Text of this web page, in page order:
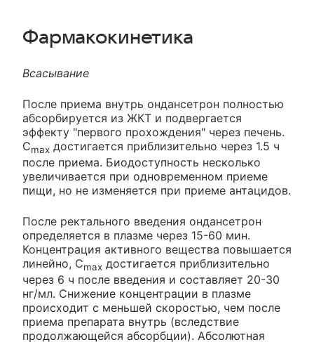
Фармакокинетика
Всасывание
После приема внутрь ондансетрон полностью
абсорбируется из ЖКТ и подвергается
эффекту "первого прохождения" через печень.
Cmax достигается приблизительно через 1.5 ч
после приема. Биодоступность несколько
увеличивается при одновременном приеме
пищи, но не изменяется при приеме антацидов.
После ректального введения ондансетрон
определяется в плазме через 15-60 мин.
Концентрация активного вещества повышается
линейно, Cmax достигается приблизительно
через 6 ч после введения и составляет 20-30
нг/мл. Снижение концентрации в плазме
происходит с меньшей скоростью, чем после
приема препарата внутрь (вследствие
продолжающейся абсорбции). Абсолютная